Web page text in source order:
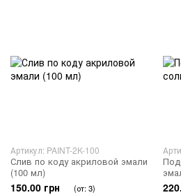
Артикул: PAINT-2K-100
Слив по коду акриловой эмали
(100 мл)
150.00 грн (от: 3)